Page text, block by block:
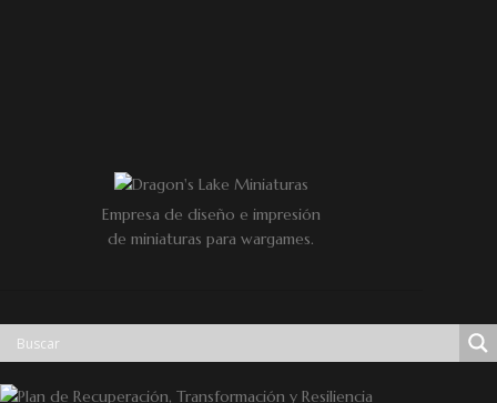
Empresa de diseño e impresión
de miniaturas para wargames.